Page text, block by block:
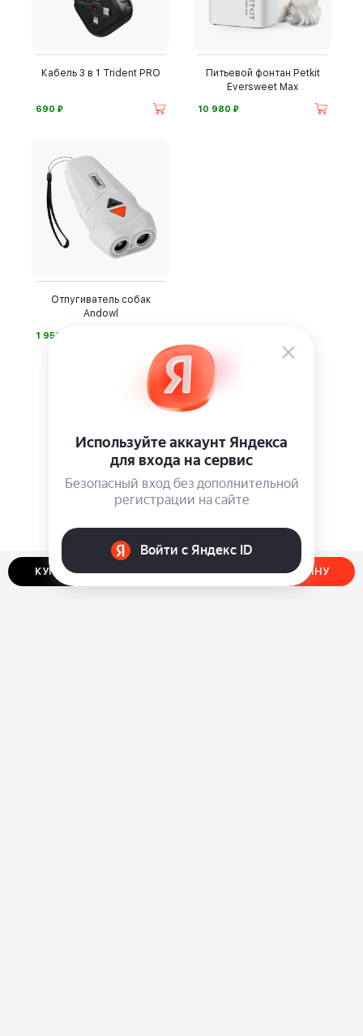
КУПИТЬ В ОДИН КЛИК ДОБАВИТЬ В КОРЗИНУ
Кабель 3 в 1 Trident PRO
690 ⃏
Питьевой фонтан Petkit
Eversweet Max
10 980 ⃏
Отпугиватель собак
Andowl
1 950